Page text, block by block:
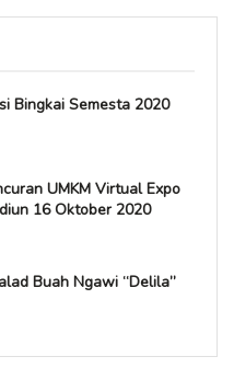
Bingkai Semesta 2020
UMKM Virtual Expo
16 Oktober 2020
Buah Ngawi “Delila”